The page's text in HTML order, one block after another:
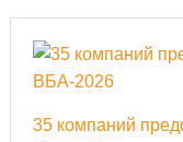
35 компаний